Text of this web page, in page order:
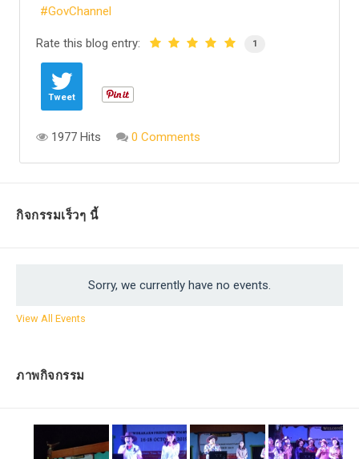
GovChannel
Rate this blog entry: 1
Tweet
1977 Hits 0 Comments
กิจกรรมเร็วๆ นี้
Sorry, we currently have no events.
View All Events
ภาพกิจกรรม